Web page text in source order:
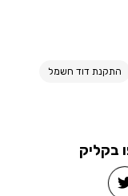
התקנת דוד חשמל
בקליק